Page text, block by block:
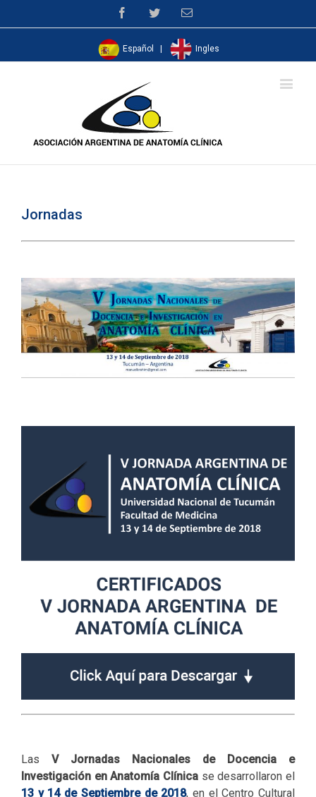
FacebookTwitterEmail
Español | Ingles
Jornadas
Las V Jornadas Nacionales de Docencia e
Investigación en Anatomía Clínica se desarrollaron el
13 y 14 de Septiembre de 2018, en el Centro Cultural